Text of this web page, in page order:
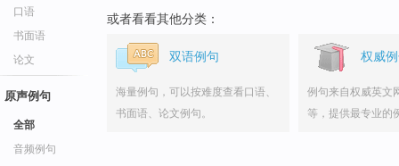
口语
书面语
论文
原声例句
全部
音频例句
或者看看其他分类：
双语例句
海量例句，可以按难度查看口语、
书面语、论文例句。
权威
例句来自权威英文
等，提供最专业的